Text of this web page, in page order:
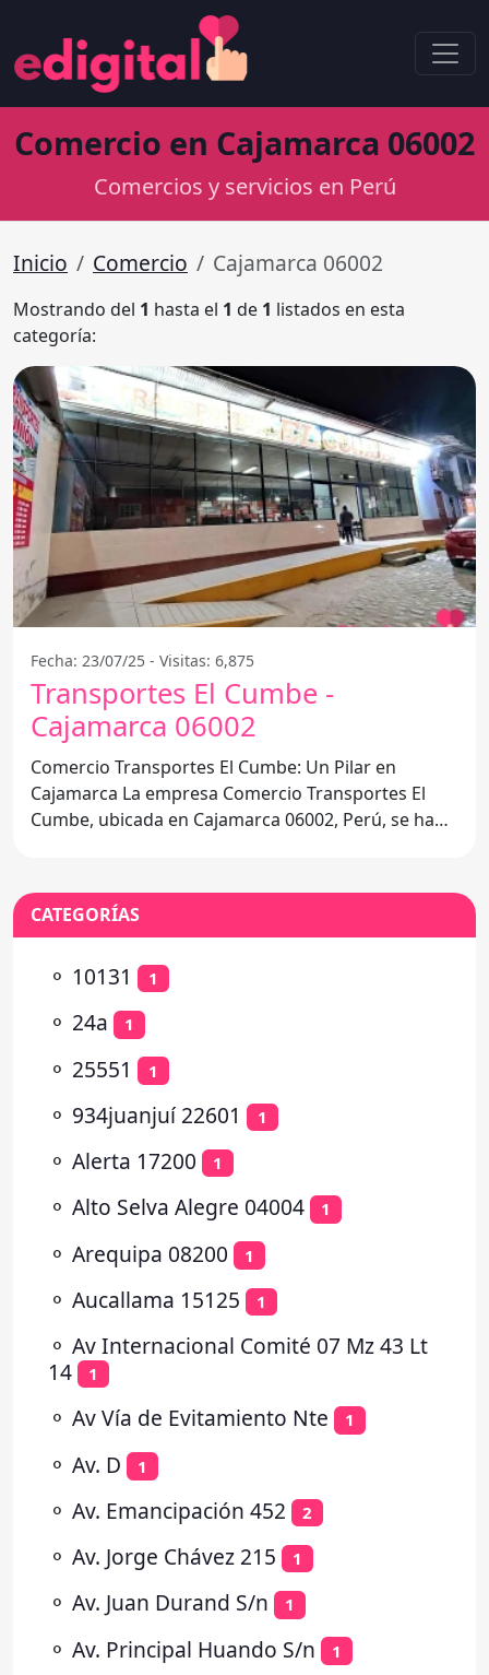
Comercio en Cajamarca 06002
Comercios y servicios en Perú
Inicio Comercio Cajamarca 06002
Mostrando del 1 hasta el 1 de 1 listados en esta
categoría:
Fecha: 23/07/25 - Visitas: 6,875
Transportes El Cumbe -
Cajamarca 06002
Comercio Transportes El Cumbe: Un Pilar en
Cajamarca La empresa Comercio Transportes El
Cumbe, ubicada en Cajamarca 06002, Perú, se ha
CATEGORÍAS
⚬ 10131 1
⚬ 24a 1
⚬ 25551 1
⚬ 934juanjuí 22601 1
⚬ Alerta 17200 1
⚬ Alto Selva Alegre 04004 1
⚬ Arequipa 08200 1
⚬ Aucallama 15125 1
⚬ Av Internacional Comité 07 Mz 43 Lt
14
1
⚬ Av Vía de Evitamiento Nte 1
⚬ Av. D 1
⚬ Av. Emancipación 452 2
⚬ Av. Jorge Chávez 215 1
⚬ Av. Juan Durand S/n 1
⚬ Av. Principal Huando S/n 1